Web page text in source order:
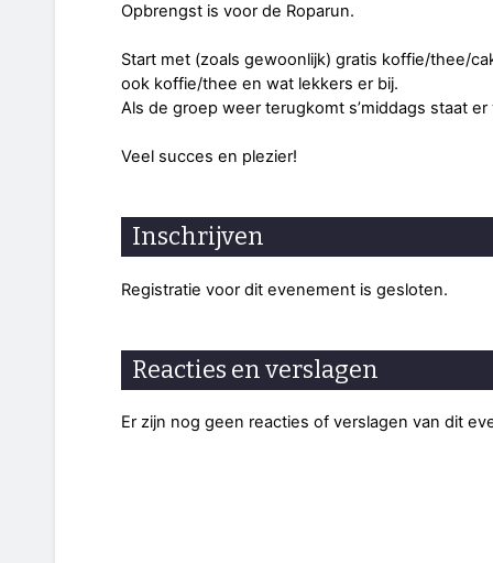
Opbrengst is voor de Roparun.
Start met (zoals gewoonlijk) gratis koffie/thee/
ook koffie/thee en wat lekkers er bij.
Als de groep weer terugkomt s’middags staat
Veel succes en plezier!
Inschrijven
Registratie voor dit evenement is gesloten.
Reacties en verslagen
Er zijn nog geen reacties of verslagen van dit